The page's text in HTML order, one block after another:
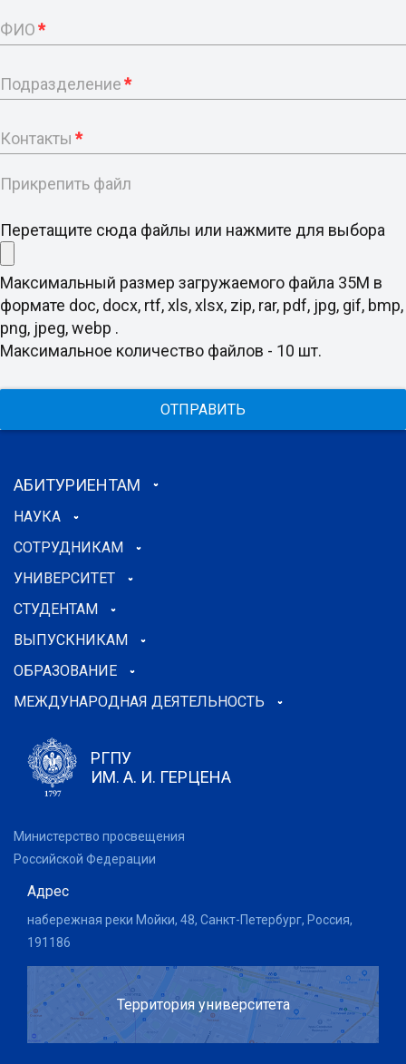
ФИО*
Подразделение*
Контакты *
Прикрепить файл
Перетащите сюда файлы или нажмите для выбора
Максимальный размер загружаемого файла 35M в
формате doc, docx, rtf, xls, xlsx, zip, rar, pdf, jpg, gif, bmp,
png, jpeg, webp .
Максимальное количество файлов - 10 шт.
ОТПРАВИТЬ
АБИТУРИЕНТАМ
НАУКА
СОТРУДНИКАМ
УНИВЕРСИТЕТ
СТУДЕНТАМ
ВЫПУСКНИКАМ
ОБРАЗОВАНИЕ
МЕЖДУНАРОДНАЯ ДЕЯТЕЛЬНОСТЬ
РГПУ
ИМ. А. И. ГЕРЦЕНА
Министерство просвещения
Российской Федерации
Адрес
набережная реки Мойки, 48, Санкт-Петербург, Россия,
191186
Территория университета